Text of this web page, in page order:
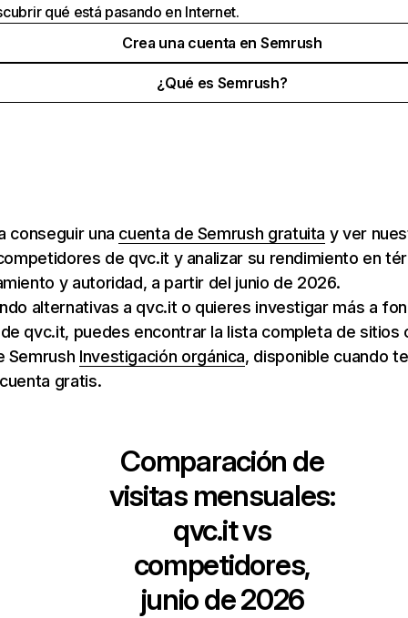
qué está pasando en Internet.
Crea una cuenta en Semrush
¿Qué es Semrush?
conseguir una cuenta de Semrush gratuita y ver
de qvc.it y analizar su rendimiento en
y autoridad, a partir del junio de 2026.
alternativas a qvc.it o quieres investigar más a
qvc.it, puedes encontrar la lista completa de sitios
Semrush Investigación orgánica, disponible cuando
gratis.
Comparación de
visitas mensuales:
qvc.itvs
competidores,
junio de 2026